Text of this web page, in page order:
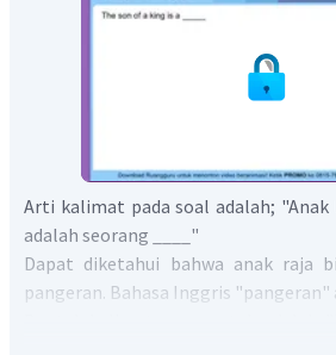
Arti kalimat pada soal adalah;
adalah seorang ____"
Dapat diketahui bahwa anak raja
pangeran. Bahasa Inggris "pangeran"